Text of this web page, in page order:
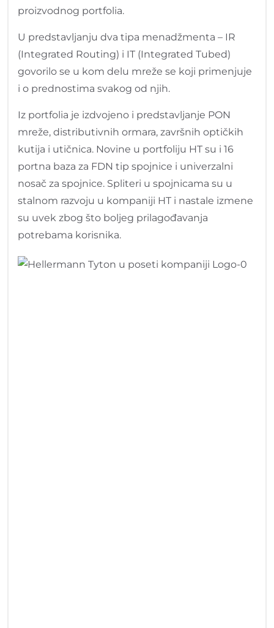
proizvodnog portfolia.
U predstavljanju dva tipa menadžmenta – IR
(Integrated Routing) i IT (Integrated Tubed)
govorilo se u kom delu mreže se koji primenjuje
i o prednostima svakog od njih.
Iz portfolia je izdvojeno i predstavljanje PON
mreže, distributivnih ormara, završnih optičkih
kutija i utičnica. Novine u portfoliju HT su i 16
portna baza za FDN tip spojnice i univerzalni
nosač za spojnice. Spliteri u spojnicama su u
stalnom razvoju u kompaniji HT i nastale izmene
su uvek zbog što boljeg prilagođavanja
potrebama korisnika.